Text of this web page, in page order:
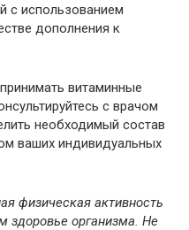
с использованием
дополнения к
витаминные
с врачом
необходимый состав
ваших индивидуальных
физическая активность
здоровье организма. Не